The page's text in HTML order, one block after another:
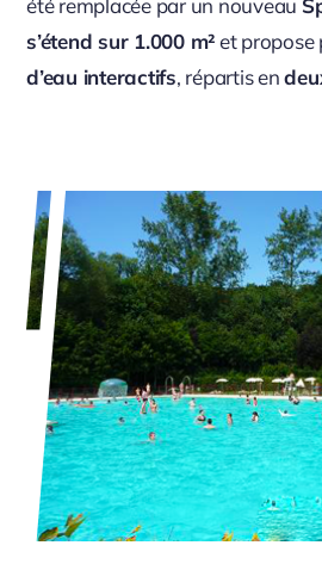
été remplacée par un nouveau
s’étend sur 1.000 m²et propose
d’eau interactifs, répartis en